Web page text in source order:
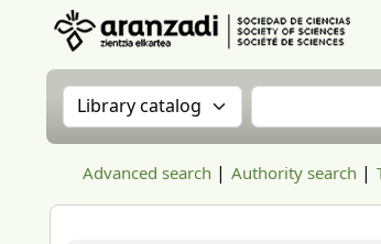
Search the catalog by:Search the
Advanced search Authority search